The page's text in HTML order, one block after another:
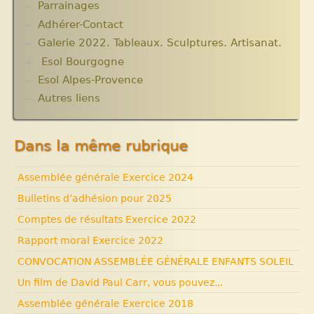
Projets et bilans années 2013 / 2014
Les micro-crédits
Changer le monde. Réflexions sur l’aide
internationale. 5 articles
Lutter contre l’extrême pauvreté. Victimes et
acteurs.10 articles.
Solidarité internationale. Autour d’Haïti.
Cité Soleil.
Histoire d’Haïti. Histoire et Vaudou.
Parrainages
Adhérer-Contact
Galerie 2022. Tableaux. Sculptures. Artisanat.
Esol Bourgogne
ACTUALITES
Archives
Esol Alpes-Provence
Autres liens
Dans la même rubrique
Assemblée générale Exercice 2024
Bulletins d’adhésion pour 2025
Comptes de résultats Exercice 2022
Rapport moral Exercice 2022
CONVOCATION ASSEMBLÉE GÉNÉRALE ENFANTS SOLEIL
Un film de David Paul Carr, vous pouvez...
Assemblée générale Exercice 2018